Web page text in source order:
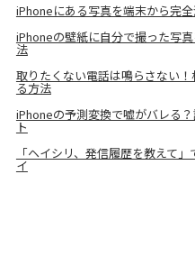
iPhoneにある写真を端末から完
iPhoneの壁紙に自分で撮った写
法
取りたくない電話は鳴らさない
る方法
iPhoneの予測変換で嘘がバレる
ト
「ヘイシリ、発信履歴を教えて
イ